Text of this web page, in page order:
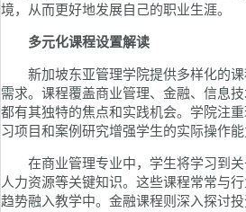
境，从而更好地发展自己的职业生涯。
多元化课程设置解读
新加坡东亚管理学院提供多样化的课
需求。课程覆盖商业管理、金融、信息
都有其独特的焦点和实践机会。学院注
习项目和案例研究增强学生的实际操作能
在商业管理专业中，学生将学习到关
人力资源等关键知识。这些课程常常与
趋势融入教学中。金融课程则深入探讨